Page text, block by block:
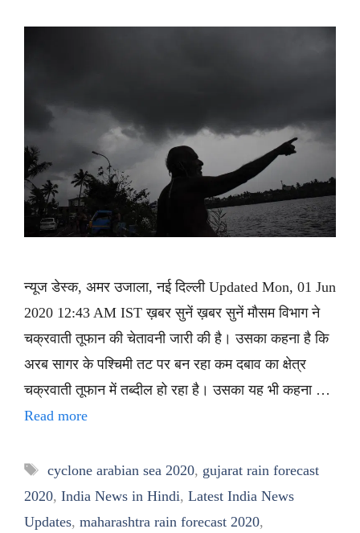
न्यूज डेस्क, अमर उजाला, नई दिल्ली Updated Mon, 01 Jun
2020 12:43 AM IST ख़बर सुनें ख़बर सुनें मौसम विभाग ने
चक्रवाती तूफान की चेतावनी जारी की है। उसका कहना है कि
अरब सागर के पश्चिमी तट पर बन रहा कम दबाव का क्षेत्र
चक्रवाती तूफान में तब्दील हो रहा है। उसका यह भी कहना …
Read more
Tags
cyclone arabian sea 2020, gujarat rain forecast
2020, India News in Hindi, Latest India News
Updates, maharashtra rain forecast 2020,